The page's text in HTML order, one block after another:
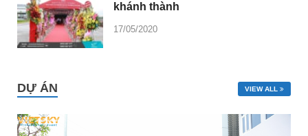
khánh thành
17/05/2020
DỰ ÁN VIEW ALL